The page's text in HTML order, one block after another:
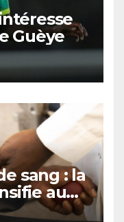
Guèye
sang : la
au